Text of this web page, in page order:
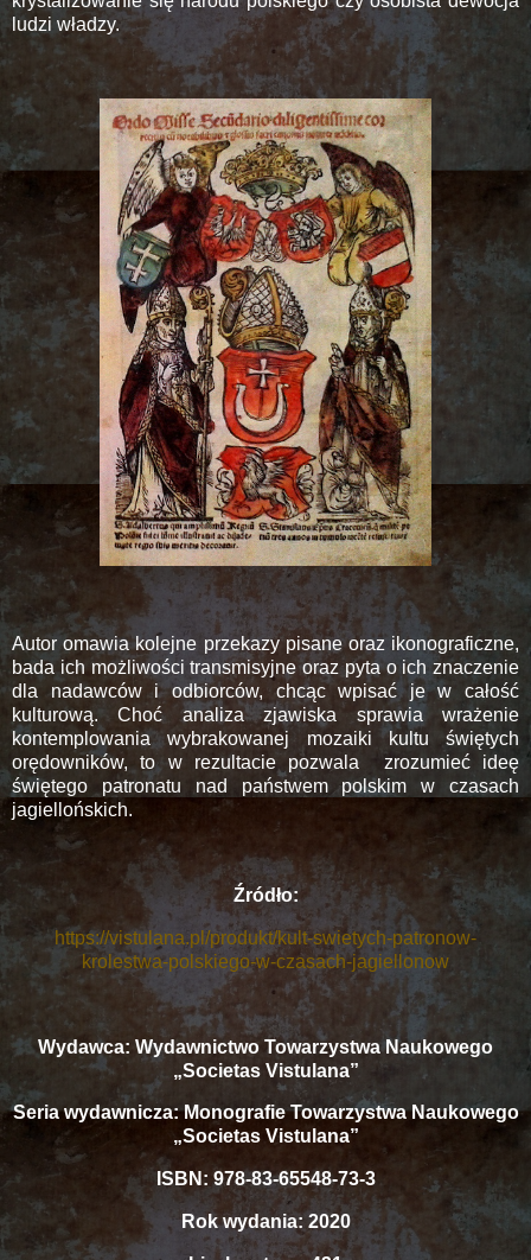
ludzi władzy.
Autor omawia kolejne przekazy pisane oraz ikonograficzne,
bada ich możliwości transmisyjne oraz pyta o ich znaczenie
dla nadawców i odbiorców, chcąc wpisać je w całość
kulturową. Choć analiza zjawiska sprawia wrażenie
kontemplowania wybrakowanej mozaiki kultu świętych
orędowników, to w rezultacie pozwala zrozumieć ideę
świętego patronatu nad państwem polskim w czasach
jagiellońskich.
Źródło:
https://vistulana.pl/produkt/kult-swietych-patronow-
krolestwa-polskiego-w-czasach-jagiellonow
Wydawca: Wydawnictwo Towarzystwa Naukowego
„Societas Vistulana”
Seria wydawnicza: Monografie Towarzystwa Naukowego
„Societas Vistulana”
ISBN: 978-83-65548-73-3
Rok wydania: 2020